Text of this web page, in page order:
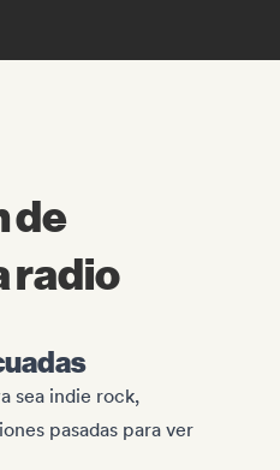
de
radio
sea indie rock,
pasadas para ver